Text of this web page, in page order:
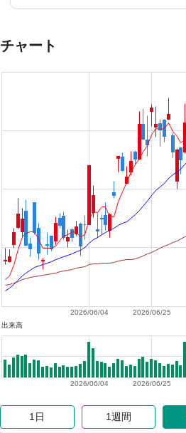
チャート
2026/06/25
2026/06/04
出来高
2026/06/25
2026/06/04
1日 1週間